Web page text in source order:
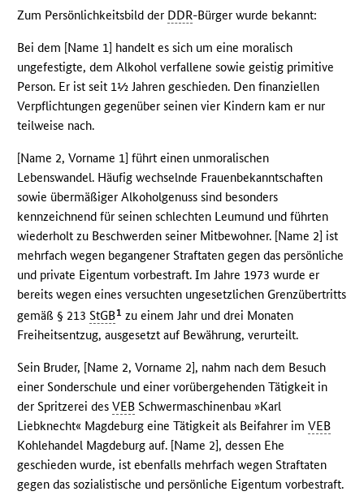
Zum Persönlichkeitsbild der DDR-Bürger wurde bekannt:
Bei dem [Name 1] handelt es sich um eine moralisch
ungefestigte, dem Alkohol verfallene sowie geistig primitive
Person. Er ist seit 1½ Jahren geschieden. Den finanziellen
Verpflichtungen gegenüber seinen vier Kindern kam er nur
teilweise nach.
[Name 2, Vorname 1] führt einen unmoralischen
Lebenswandel. Häufig wechselnde Frauenbekanntschaften
sowie übermäßiger Alkoholgenuss sind besonders
kennzeichnend für seinen schlechten Leumund und führten
wiederholt zu Beschwerden seiner Mitbewohner. [Name 2] ist
mehrfach wegen begangener Straftaten gegen das persönliche
und private Eigentum vorbestraft. Im Jahre 1973 wurde er
bereits wegen eines versuchten ungesetzlichen Grenzübertritts
gemäß § 213StGB1 zu einem Jahr und drei Monaten
Freiheitsentzug, ausgesetzt auf Bewährung, verurteilt.
Sein Bruder, [Name 2, Vorname 2], nahm nach dem Besuch
einer Sonderschule und einer vorübergehenden Tätigkeit in
der Spritzerei desVEB Schwermaschinenbau »Karl
Liebknecht« Magdeburg eine Tätigkeit als Beifahrer imVEB
Kohlehandel Magdeburg auf. [Name 2], dessen Ehe
geschieden wurde, ist ebenfalls mehrfach wegen Straftaten
gegen das sozialistische und persönliche Eigentum vorbestraft.